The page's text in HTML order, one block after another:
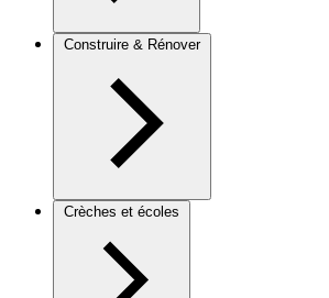
Construire & Rénover
Crèches et écoles